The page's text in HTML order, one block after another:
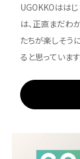
UGOKKOはは
は、正直まだわ
たちが楽しそう
ると思っています